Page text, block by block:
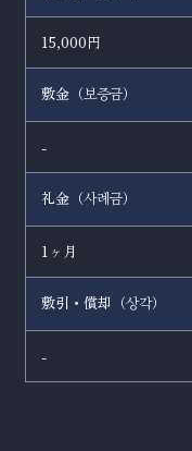
15,000円
敷金（보증금）
-
礼金（사례금）
1ヶ月
敷引・償却（상각）
-